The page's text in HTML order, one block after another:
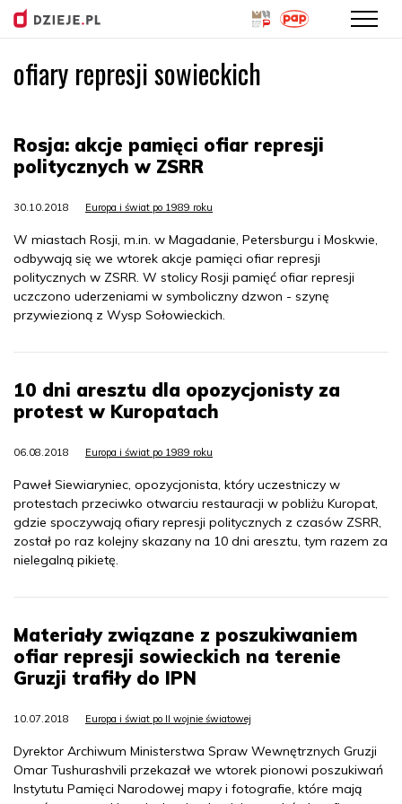
Przejdź
do
ofiary represji sowieckich
Rosja: akcje pamięci ofiar represji
politycznych w ZSRR
30.10.2018 Europa i świat po 1989 roku
W miastach Rosji, m.in. w Magadanie, Petersburgu i Moskwie,
odbywają się we wtorek akcje pamięci ofiar represji
politycznych w ZSRR. W stolicy Rosji pamięć ofiar represji
uczczono uderzeniami w symboliczny dzwon - szynę
przywiezioną z Wysp Sołowieckich.
10 dni aresztu dla opozycjonisty za
protest w Kuropatach
06.08.2018 Europa i świat po 1989 roku
Paweł Siewiaryniec, opozycjonista, który uczestniczy w
protestach przeciwko otwarciu restauracji w pobliżu Kuropat,
gdzie spoczywają ofiary represji politycznych z czasów ZSRR,
został po raz kolejny skazany na 10 dni aresztu, tym razem za
nielegalną pikietę.
Materiały związane z poszukiwaniem
ofiar represji sowieckich na terenie
Gruzji trafiły do IPN
10.07.2018 Europa i świat po II wojnie światowej
Dyrektor Archiwum Ministerstwa Spraw Wewnętrznych Gruzji
Omar Tushurashvili przekazał we wtorek pionowi poszukiwań
Instytutu Pamięci Narodowej mapy i fotografie, które mają